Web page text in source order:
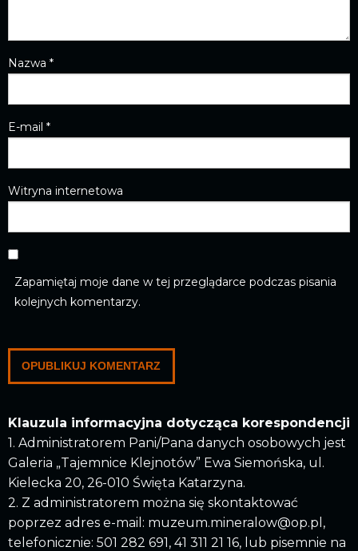
Nazwa *
E-mail *
Witryna internetowa
Zapamiętaj moje dane w tej przeglądarce podczas pisania
kolejnych komentarzy.
Klauzula informacyjna dotycząca korespondencji
1. Administratorem Pani/Pana danych osobowych jest
Galeria „Tajemnice Klejnotów” Ewa Siemońska, ul.
Kielecka 20, 26-010 Święta Katarzyna.
2. Z administratorem można się skontaktować
poprzez adres e-mail: muzeum.mineralow@op.pl,
telefonicznie: 501 282 691, 41 311 21 16, lub pisemnie na